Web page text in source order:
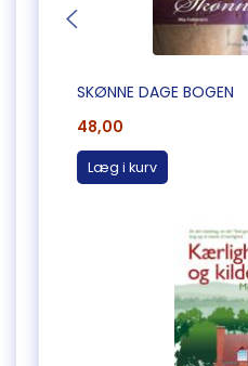
SKØNNE DAGE BOGEN
48,00
Læg i kurv